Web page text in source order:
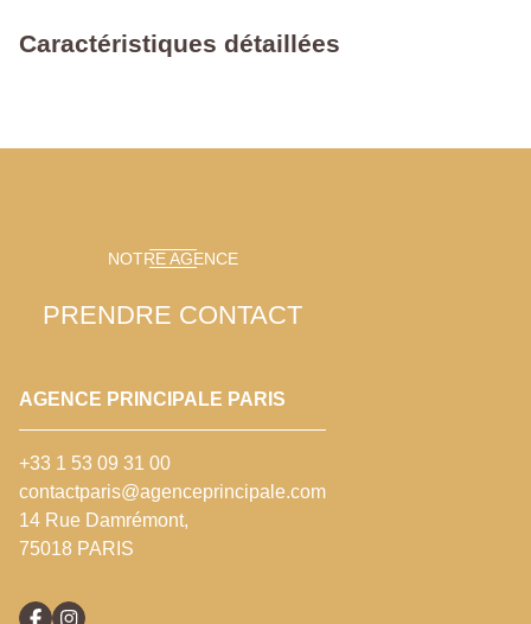
Caractéristiques détaillées
NOTRE AGENCE
PRENDRE CONTACT
AGENCE PRINCIPALE PARIS
+33 1 53 09 31 00
contactparis@agenceprincipale.com
14 Rue Damrémont,
75018 PARIS